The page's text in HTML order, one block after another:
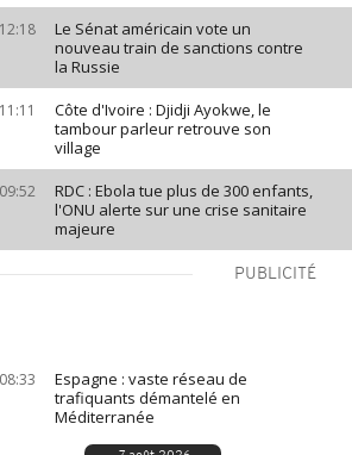
12:18
Le Sénat américain vote un
nouveau train de sanctions contre
la Russie
11:11
Côte d'Ivoire : Djidji Ayokwe, le
tambour parleur retrouve son
village
09:52
RDC : Ebola tue plus de 300 enfants,
l'ONU alerte sur une crise sanitaire
majeure
PUBLICITÉ
08:33
Espagne : vaste réseau de
trafiquants démantelé en
Méditerranée